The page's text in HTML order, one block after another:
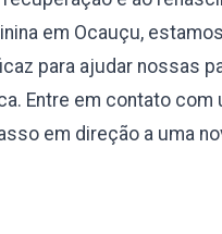
em Ocauçu,
para ajudar nossas
Entre em contato com
em direção a uma